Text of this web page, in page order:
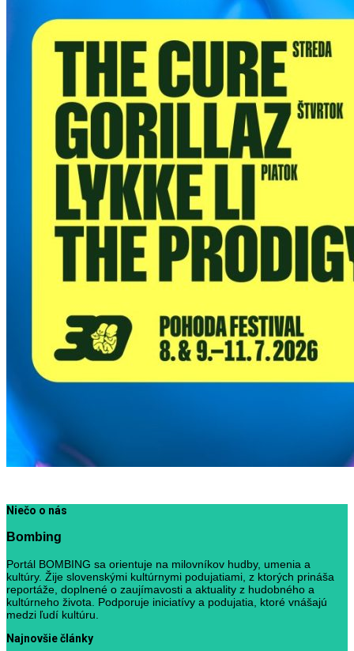
Niečo o nás
Bombing
Portál BOMBING sa orientuje na milovníkov hudby, umenia a
kultúry. Žije slovenskými kultúrnymi podujatiami, z ktorých prináša
reportáže, doplnené o zaujímavosti a aktuality z hudobného a
kultúrneho života. Podporuje iniciatívy a podujatia, ktoré vnášajú
medzi ľudí kultúru.
Najnovšie články